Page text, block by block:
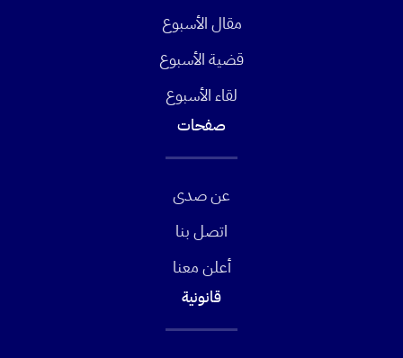
مقال الأسبوع
قضية الأسبوع
لقاء الأسبوع
صفحات
عن صدى
اتصل بنا
أعلن معنا
قانونية